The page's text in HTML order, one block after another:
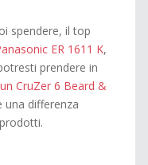
spendere, il top
ER 1611 K,
prendere in
CruZer 6 Beard &
una differenza